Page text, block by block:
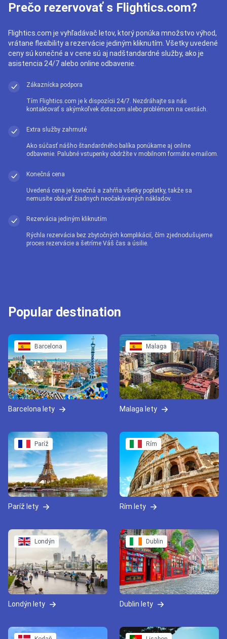
Prečo rezervovať s Flightics.com?
Flightics.com je vyhľadávač letov, ktorý ponúka množstvo výhod,
vrátane flexibility a rezervácie jediným kliknutím. Všetky uvedené
ceny sú konečné a v cene sú aj nadštandardné služby, ako je
asistencia 24/7 alebo online odbavenie.
Zákaznícka podpora
Tím Flightics.com je k dispozícii 24/7. Nezdráhajte sa nás
kontaktovať s akýmkoľvek dotazom alebo problémom na cestách.
Extra služby zahrnuté
Ako súčasť nášho štandardného balíka ponúkame aj online
odbavenie. Palubné vstupenky obdržíte v mobilnom formáte e-mailom.
Konečná cena
Uvedená cena je konečná a zahŕňa všetky poplatky, takže sa
nemusíte obávať žiadnych neočakávaných nákladov.
Rezervácia jediným kliknutím
Rýchla rezervácia bez zbytočných komplikácií, čím zjednodušujeme
proces rezervácie a šetríme Váš čas a úsilie.
Popular destination
Barcelona
Barcelona lety
Malaga
Malaga lety
Paríž
Paríž lety
Rím
Rím lety
Londýn
Londýn lety
Dublin
Dublin lety